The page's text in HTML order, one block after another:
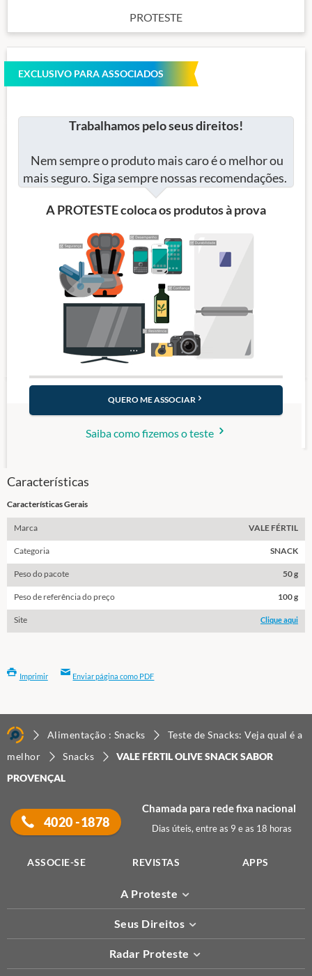
PROTESTE
EXCLUSIVO PARA ASSOCIADOS
Trabalhamos pelo seus direitos!
Nem sempre o produto mais caro é o melhor ou
mais seguro. Siga sempre nossas recomendações.
A PROTESTE coloca os produtos à prova
QUERO ME ASSOCIAR
Saiba como fizemos o teste
Características
Características Gerais
Marca VALE FÉRTIL
Categoria SNACK
Peso do pacote 50 g
Peso de referência do preço 100 g
Site Clique aqui
Imprimir Enviar página como PDF
Alimentação : Snacks
Teste de Snacks: Veja qual é a
melhor
Snacks
VALE FÉRTIL OLIVE SNACK SABOR
PROVENÇAL
4020 -1878
Chamada para rede fixa nacional
Dias úteis, entre as 9 e as 18 horas
ASSOCIE-SE REVISTAS APPS
A Proteste
Seus Direitos
Radar Proteste